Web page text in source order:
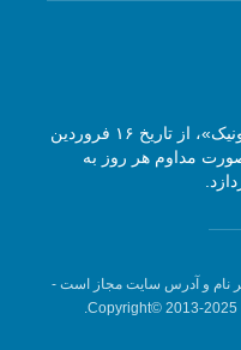
مجله آنلاین موسیقی «گفتگوی هارمونیک»، از تاریخ ۱۶ فروردین
صورت مداوم هر روز به
نام و آدرس سایت مجاز است -
Copyright© 2013-2025